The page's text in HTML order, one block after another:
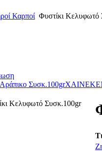
Καρποί Φυστίκι Κελυφωτό
Συσκ.100gr